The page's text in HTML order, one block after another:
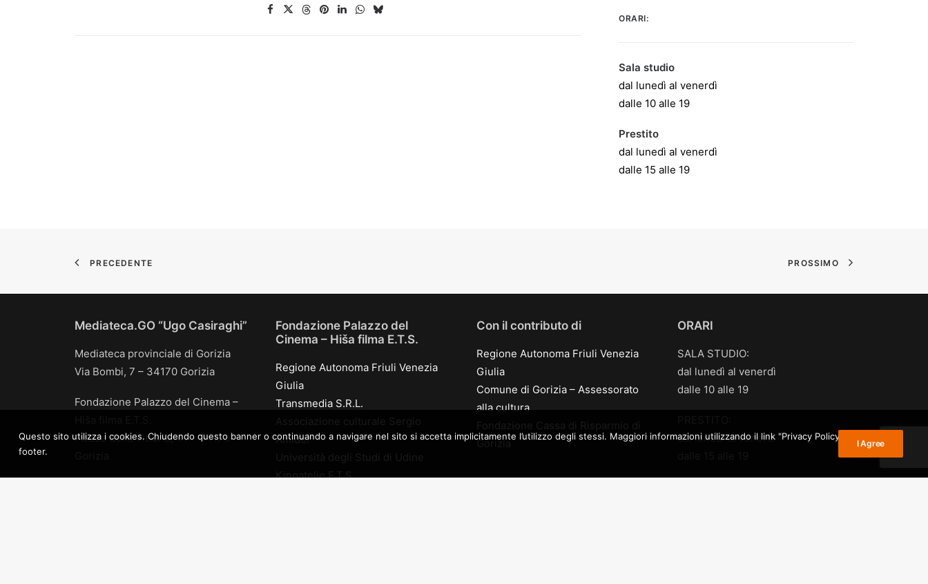
ORARI:
Sala studio
dal lunedì al venerdì
dalle 10 alle 19
Prestito
dal lunedì al venerdì
dalle 15 alle 19
PRECEDENTE PROSSIMO
Mediateca.GO “Ugo Casiraghi”
Mediateca provinciale di Gorizia
Via Bombi, 7 – 34170 Gorizia
Fondazione Palazzo del Cinema –
Piazza della Vittoria, 41 – 34170
Fondazione Palazzo del
Cinema – Hiša filma E.T.S.
Regione Autonoma Friuli Venezia
Giulia
Transmedia S.R.L.
Amidei
Kinoatelje E.T.S.
Con il contributo di
Regione Autonoma Friuli Venezia
Giulia
Comune di Gorizia – Assessorato
alla cultura
Gorizia
ORARI
SALA STUDIO:
dal lunedì al venerdì
dalle 10 alle 19
dal lunedì al venerdì
Questo sito utilizza i cookies. Chiudendo questo banner o continuando a navigare nel sito si accetta implicitamente l’utilizzo degli stessi. Maggiori informazioni utilizzando il link "Privacy Policy" nel
footer.
I Agree